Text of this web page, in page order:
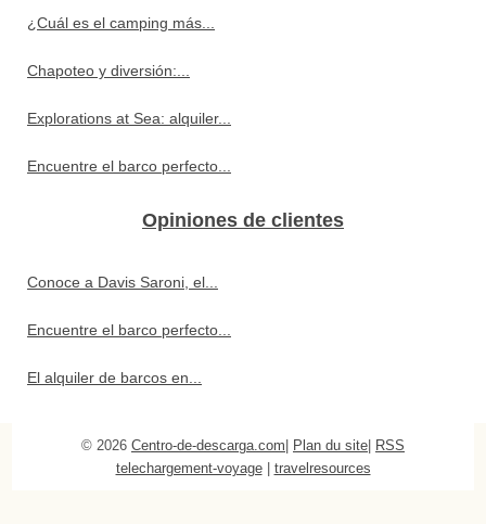
¿Cuál es el camping más...
Chapoteo y diversión:...
Explorations at Sea: alquiler...
Encuentre el barco perfecto...
Opiniones de clientes
Conoce a Davis Saroni, el...
Encuentre el barco perfecto...
El alquiler de barcos en...
© 2026 Centro-de-descarga.com Plan du site RSS
telechargement-voyage| travelresources